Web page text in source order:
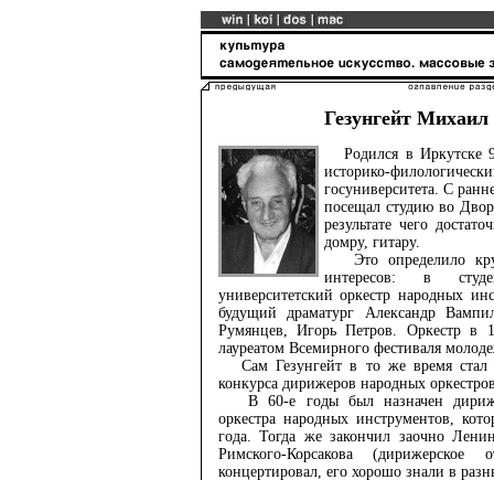
Гезунгейт
Родился в Иркутске 9
историко-
госуниверситета. С
посещал студию во
результате чего
домру, гитару.
Это определило
интересов: в
университетский оркестр народных
будущий драматург Александр
Румянцев, Игорь Петров. Оркестр в
лауреатом Всемирного фестиваля
Сам Гезунгейт в то же время стал
конкурса дирижеров народных
В 60-е годы был назначен
оркестра народных инструментов,
года. Тогда же закончил заочно
Римского-Корсакова (дирижерское
концертировал, его хорошо знали в